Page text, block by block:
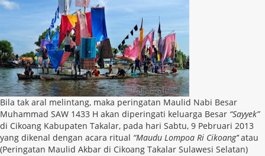
Bila tak aral melintang, maka peringatan Maulid Nabi Besar
Muhammad SAW 1433 H akan diperingati keluarga Besar “Sayyek”
di Cikoang Kabupaten Takalar, pada hari Sabtu, 9 Pebruari 2013
yang dikenal dengan acara ritual “Maudu Lompoa Ri Cikoang’‘atau
(Peringatan Maulid Akbar di Cikoang Takalar Sulawesi Selatan)